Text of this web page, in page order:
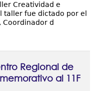
Creatividad e
taller fue dictado por el
Coordinador d
Regional de
al 11F